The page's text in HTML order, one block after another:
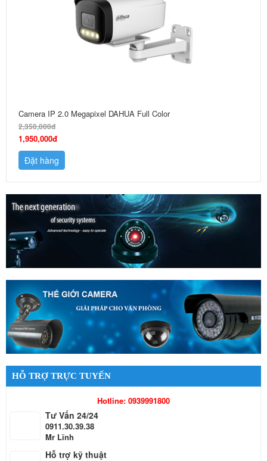
Camera IP 2.0 Megapixel DAHUA Full Color
Đặt hàng
HỖ TRỢ TRỰC TUYẾN
Hotline: 0939991800